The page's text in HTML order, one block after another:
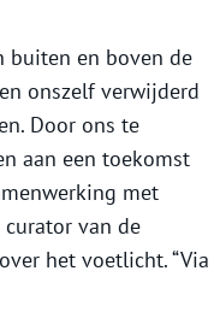
buiten en boven de
onszelf verwijderd
Door ons te
aan een toekomst
met
van de
het voetlicht. “Via